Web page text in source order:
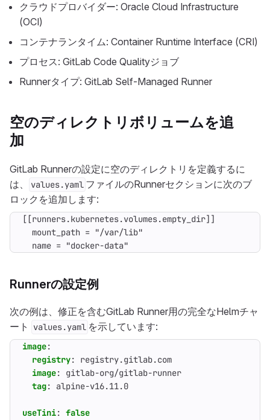
クラウドプロバイダー: Oracle Cloud Infrastructure
(OCI)
コンテナランタイム: Container Runtime Interface (CRI)
プロセス: GitLab Code Qualityジョブ
Runnerタイプ: GitLab Self-Managed Runner
空のディレクトリボリュームを追
加
GitLab Runnerの設定に空のディレクトリを定義するに
は、
values.yaml ファイルのRunnerセクションに次のブ
ロックを追加します:
[[runners.kubernetes.volumes.empty_dir]]
mount_path = "/var/lib"
name = "docker-data"
Runnerの設定例
次の例は、修正を含むGitLab Runner用の完全なHelmチャ
ート
values.yaml を示しています:
image:
registry:
registry.gitlab.com
image:
gitlab-org/gitlab-runner
tag: alpine-v16.11.0
useTini: false